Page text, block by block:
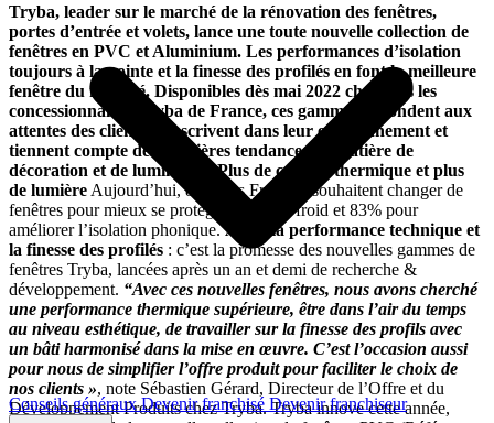
Conseils générauxDevenir franchisé Devenir franchiseur
Tryba, leader sur le marché de la rénovation des fenêtres,
portes d’entrée et volets, lance une toute nouvelle collection de
fenêtres en PVC et Aluminium. Les performances d’isolation
toujours à la pointe et la finesse des profilés en font la meilleure
fenêtre du marché. Disponibles dès mai 2022 chez tous les
concessionnaires Tryba de France, ces gammes répondent aux
attentes des clients, s’inscrivent dans leur environnement et
tiennent compte des dernières tendances en matière de
décoration et de luminosité.
Plus de confort thermique et plus
de lumière Aujourd’hui, 86% des Français souhaitent changer de
fenêtres pour mieux se protéger contre le froid et 83% pour
améliorer l’isolation phonique.Allier la performance technique et
la finesse des profilés : c’est la promesse des nouvelles gammes de
fenêtres Tryba, lancées après un an et demi de recherche &
développement. “Avec ces nouvelles fenêtres, nous avons cherché
une performance thermique supérieure, être dans l’air du temps
au niveau esthétique, de travailler sur la finesse des profils avec
un bâti harmonisé dans la mise en œuvre. C’est l’occasion aussi
pour nous de simplifier l’offre produit pour faciliter le choix de
nos clients », note Sébastien Gérard, Directeur de l’Offre et du
Développement Produits chez Tryba. Tryba innove cette année,